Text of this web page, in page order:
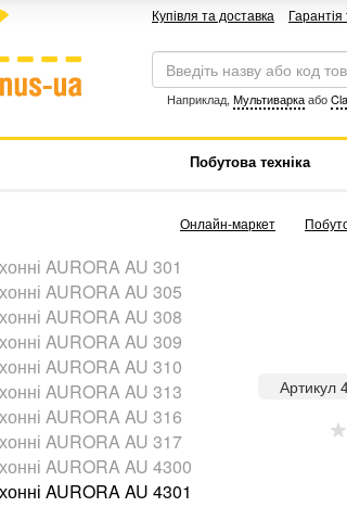
Купівля та доставка Гарантія
Наприклад, Мультиваркаабо
Побутова техніка
Онлайн-маркет
AURORA AU 301
AURORA AU 305
AURORA AU 308
AURORA AU 309
AURORA AU 310
AURORA AU 313
AURORA AU 316
AURORA AU 317
AURORA AU 4300
AURORA AU 4301
Артикул